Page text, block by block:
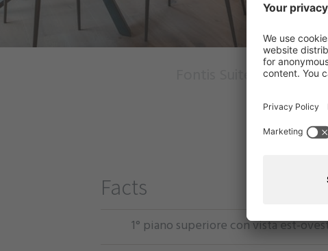
Facts
1° piano superiore con vista est-